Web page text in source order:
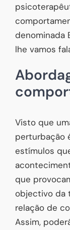
denominada
lhe vamos
Visto que
perturbação
estímulos
que
objectivo da
relação de
Assim,